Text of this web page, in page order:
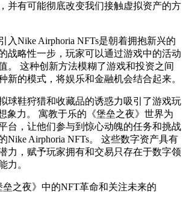
并有可能彻底改变我们接触虚拟资产的方
入Nike Airphoria NFTs是朝着拥抱新兴的
战略性一步，玩家可以通过游戏中的活动
。 这种创新方法模糊了游戏和投资之间
新的模式，将娱乐和金融机会结合起来。
球鞋狩猎和收藏品的诱惑力吸引了游戏玩
象力。 寓教于乐的《堡垒之夜》世界为
台，让他们参与到惊心动魄的任务和挑战
Nike Airphoria NFTs。 这些数字资产具有
力，赋予玩家拥有和交易只存在于数字领
力。